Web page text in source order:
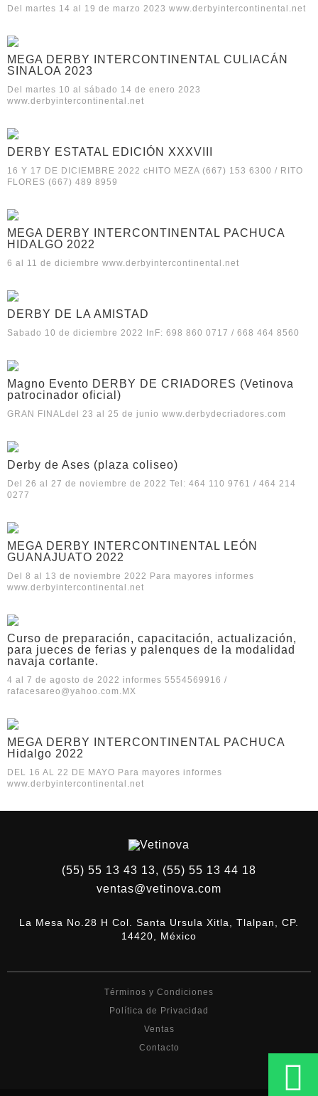
Del martes 14 al 19 de marzo 2023 www.derbyintercontinental.net
MEGA DERBY INTERCONTINENTAL CULIACÁN
SINALOA 2023
Del martes 10 al sábado 14 de enero 2023
www.derbyintercontinental.net
DERBY ESTATAL EDICIÓN XXXVIII
16 Y 17 DE DICIEMBRE 2022 cHITO MEZA (667) 153 6300 / RITO
FLORES (667) 489 8959
MEGA DERBY INTERCONTINENTAL PACHUCA
HIDALGO 2022
6 al 11 de diciembre www.derbyintercontinental.net
DERBY DE LA AMISTAD
Sabado 10 de diciembre 2022 InF: 698 860 0717 / 668 464 8560
Magno Evento DERBY DE CRIADORES (Vetinova
patrocinador oficial)
GRAN FINALdel 23 al 25 de junio www.derbydecriadores.com
Derby de Ases (plaza coliseo)
Del 26 al 27 de noviembre de 2022 Tel: 464 110 9761 / 464 214
0277
MEGA DERBY INTERCONTINENTAL LEÓN
GUANAJUATO 2022
Del 8 al 13 de noviembre 2022 Para mayores informes
www.derbyintercontinental.net
Curso de preparación, capacitación, actualización,
para jueces de ferias y palenques de la modalidad
navaja cortante.
4 al 7 de agosto de 2022 informes 5554569916 /
rafacesareo@yahoo.com.MX
MEGA DERBY INTERCONTINENTAL PACHUCA
Hidalgo 2022
DEL 16 AL 22 DE MAYO Para mayores informes
www.derbyintercontinental.net
(55) 55 13 43 13, (55) 55 13 44 18
ventas@vetinova.com
La Mesa No.28 H Col. Santa Ursula Xitla, Tlalpan, CP.
14420, México
Términos y Condiciones
Política de Privacidad
Ventas
Contacto